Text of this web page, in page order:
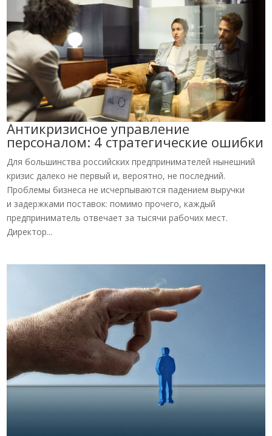
Антикризисное управление
персоналом: 4 стратегические ошибки
Для большинства российских предпринимателей нынешний
кризис далеко не первый и, вероятно, не последний.
Проблемы бизнеса не исчерпываются падением выручки
и задержками поставок: помимо прочего, каждый
предприниматель отвечает за тысячи рабочих мест.
Директор...